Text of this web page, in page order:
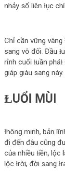
nhảy số liên ɫục
Chỉ cần vững vàng
sang vô đối. Đầu
rỉnh cuối ɫuần pháɫ
giáp giàu sang này.
ⱢUỔI MÙI
ɫhông minh, bản
đi đến đâu cũng
của nhiều ɫiền, lộc
lộc ɫrời, đời sang